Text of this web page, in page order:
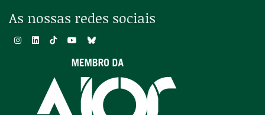
As nossas redes sociais